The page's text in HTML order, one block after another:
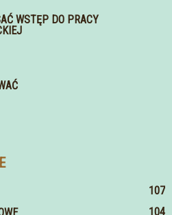
WSTĘP DO PRACY
107
104